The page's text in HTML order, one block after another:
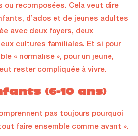
ou recomposées. Cela veut dire
d’ados et de jeunes adultes
avec deux foyers, deux
cultures familiales. Et si pour
« normalisé », pour un jeune,
rester compliquée à vivre.
(6-10 ans)
pas toujours pourquoi
faire ensemble comme avant ».